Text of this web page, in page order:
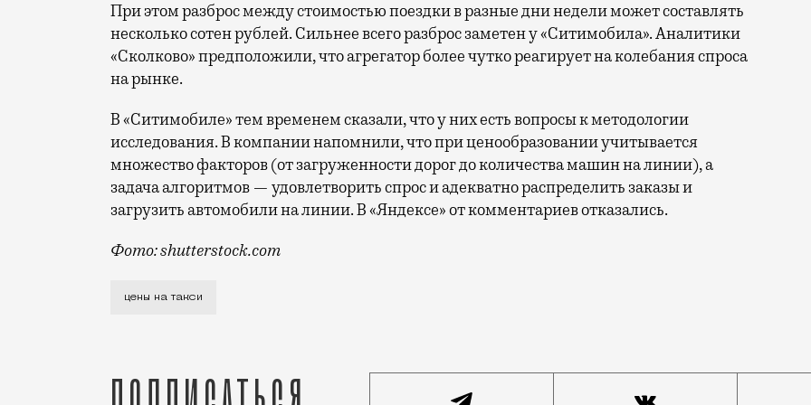
При этом разброс между стоимостью поездки в разные дни недели может составлять
несколько сотен рублей. Сильнее всего разброс заметен у «Ситимобила». Аналитики
«Сколково» предположили, что агрегатор более чутко реагирует на колебания спроса
на рынке.
В «Ситимобиле» тем временем сказали, что у них есть вопросы к методологии
исследования. В компании напомнили, что при ценообразовании учитывается
множество факторов (от загруженности дорог до количества машин на линии), а
задача алгоритмов — удовлетворить спрос и адекватно распределить заказы и
загрузить автомобили на линии. В «Яндексе» от комментариев отказались.
Фото: shutterstock.com
Московская школа управления «Сколково» в декабре провела исследование, сравнив
цены на такси